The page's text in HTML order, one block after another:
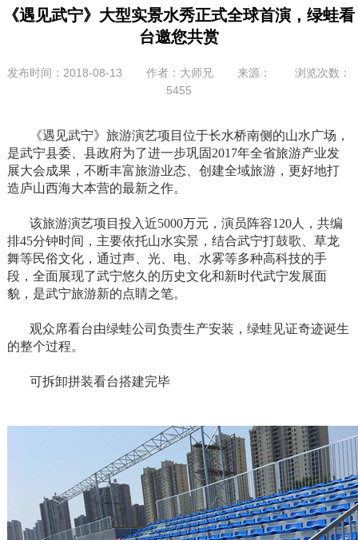
《遇见武宁》大型实景水秀正式全球首演，绿蛙看
台邀您共赏
发布时间：2018-08-13 作者：大师兄 来源：
浏览次数：
5455
《遇见武宁》旅游演艺项目位于长水桥南侧的山水广场，
是武宁县委、县政府为了进一步巩固2017年全省旅游产业发
展大会成果，不断丰富旅游业态、创建全域旅游，更好地打
造庐山西海大本营的最新之作。
该旅游演艺项目投入近5000万元，演员阵容120人，共编
排45分钟时间，主要依托山水实景，结合武宁打鼓歌、草龙
舞等民俗文化，通过声、光、电、水雾等多种高科技的手
段，全面展现了武宁悠久的历史文化和新时代武宁发展面
貌，是武宁旅游新的点睛之笔。
观众席看台由绿蛙公司负责生产安装，绿蛙见证奇迹诞生
的整个过程。
可拆卸拼装看台搭建完毕